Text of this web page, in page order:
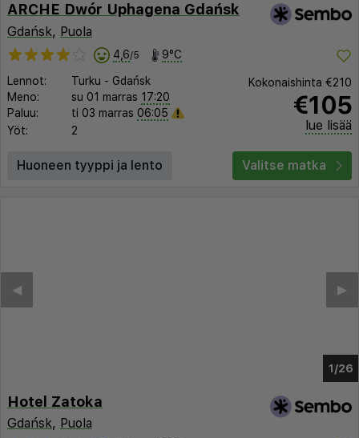
ARCHE Dwór Uphagena Gdańsk
Gdańsk, Puola
4,6/5 9°C
Lennot: Turku - Gdańsk
Meno:
su 01 marras 17:20
Paluu:
ti 03 marras 06:05
Yöt:
2
Kokonaishinta €210
€105
lue lisää
Huoneen tyyppi ja lento Valitse matka
1/22
▶︎
◀︎
Hotel Zatoka
Gdańsk, Puola